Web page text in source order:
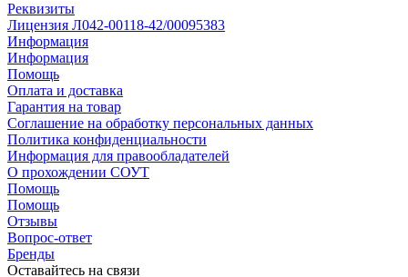
Реквизиты
Лицензия Л042-00118-42/00095383
Информация
Информация
Помощь
Оплата и доставка
Гарантия на товар
Соглашение на обработку персональных данных
Политика конфиденциальности
Информация для правообладателей
О прохождении СОУТ
Помощь
Помощь
Отзывы
Вопрос-ответ
Бренды
Оставайтесь на связи